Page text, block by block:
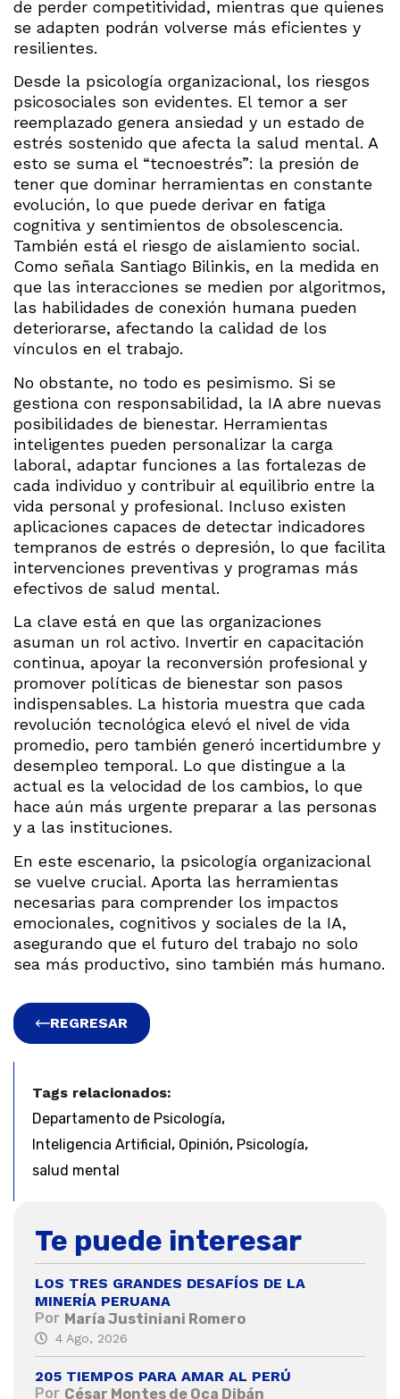
de perder competitividad, mientras que quienes
se adapten podrán volverse más eficientes y
resilientes.
Desde la psicología organizacional, los riesgos
psicosociales son evidentes. El temor a ser
reemplazado genera ansiedad y un estado de
estrés sostenido que afecta la salud mental. A
esto se suma el “tecnoestrés”: la presión de
tener que dominar herramientas en constante
evolución, lo que puede derivar en fatiga
cognitiva y sentimientos de obsolescencia.
También está el riesgo de aislamiento social.
Como señala Santiago Bilinkis, en la medida en
que las interacciones se medien por algoritmos,
las habilidades de conexión humana pueden
deteriorarse, afectando la calidad de los
vínculos en el trabajo.
No obstante, no todo es pesimismo. Si se
gestiona con responsabilidad, la IA abre nuevas
posibilidades de bienestar. Herramientas
inteligentes pueden personalizar la carga
laboral, adaptar funciones a las fortalezas de
cada individuo y contribuir al equilibrio entre la
vida personal y profesional. Incluso existen
aplicaciones capaces de detectar indicadores
tempranos de estrés o depresión, lo que facilita
intervenciones preventivas y programas más
efectivos de salud mental.
La clave está en que las organizaciones
asuman un rol activo. Invertir en capacitación
continua, apoyar la reconversión profesional y
promover políticas de bienestar son pasos
indispensables. La historia muestra que cada
revolución tecnológica elevó el nivel de vida
promedio, pero también generó incertidumbre y
desempleo temporal. Lo que distingue a la
actual es la velocidad de los cambios, lo que
hace aún más urgente preparar a las personas
y a las instituciones.
En este escenario, la psicología organizacional
se vuelve crucial. Aporta las herramientas
necesarias para comprender los impactos
emocionales, cognitivos y sociales de la IA,
asegurando que el futuro del trabajo no solo
sea más productivo, sino también más humano.
REGRESAR
Tags relacionados:
Departamento de Psicología,
Inteligencia Artificial, Opinión, Psicología,
salud mental
Te puede interesar
LOS TRES GRANDES DESAFÍOS DE LA
MINERÍA PERUANA
Por María Justiniani Romero
4 Ago, 2026
205 TIEMPOS PARA AMAR AL PERÚ
Por César Montes de Oca Dibán